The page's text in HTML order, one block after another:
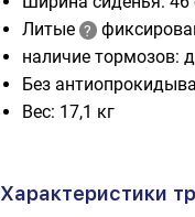
Литые
наличие тормозов:
Без
Вес: 17,1 кг
Характеристики